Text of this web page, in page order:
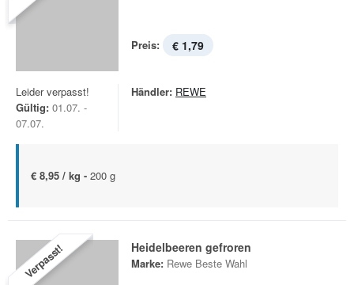
Preis: € 1,79
Leider verpasst!
Gültig: 01.07. -
07.07.
Händler: REWE
€ 8,95 / kg - 200 g
Verpasst! Heidelbeeren gefroren
Marke: Rewe Beste Wahl